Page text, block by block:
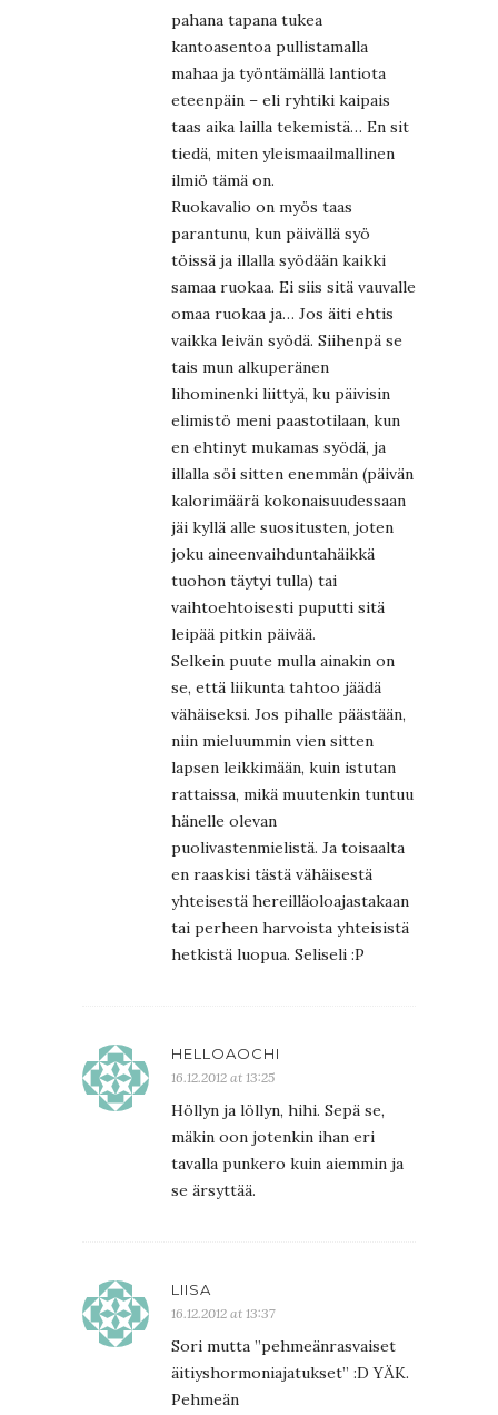
pahana tapana tukea
kantoasentoa pullistamalla
mahaa ja työntämällä lantiota
eteenpäin – eli ryhtiki kaipais
taas aika lailla tekemistä… En sit
tiedä, miten yleismaailmallinen
ilmiö tämä on.
Ruokavalio on myös taas
parantunu, kun päivällä syö
töissä ja illalla syödään kaikki
samaa ruokaa. Ei siis sitä vauvalle
omaa ruokaa ja… Jos äiti ehtis
vaikka leivän syödä. Siihenpä se
tais mun alkuperänen
lihominenki liittyä, ku päivisin
elimistö meni paastotilaan, kun
en ehtinyt mukamas syödä, ja
illalla söi sitten enemmän (päivän
kalorimäärä kokonaisuudessaan
jäi kyllä alle suositusten, joten
joku aineenvaihduntahäikkä
tuohon täytyi tulla) tai
vaihtoehtoisesti puputti sitä
leipää pitkin päivää.
Selkein puute mulla ainakin on
se, että liikunta tahtoo jäädä
vähäiseksi. Jos pihalle päästään,
niin mieluummin vien sitten
lapsen leikkimään, kuin istutan
rattaissa, mikä muutenkin tuntuu
hänelle olevan
puolivastenmielistä. Ja toisaalta
en raaskisi tästä vähäisestä
yhteisestä hereilläoloajastakaan
tai perheen harvoista yhteisistä
hetkistä luopua. Seliseli :P
HELLOAOCHI
16.12.2012 at 13:25
Höllyn ja löllyn, hihi. Sepä se,
mäkin oon jotenkin ihan eri
tavalla punkero kuin aiemmin ja
se ärsyttää.
LIISA
16.12.2012 at 13:37
Sori mutta ”pehmeänrasvaiset
äitiyshormoniajatukset” :D YÄK.
Pehmeän